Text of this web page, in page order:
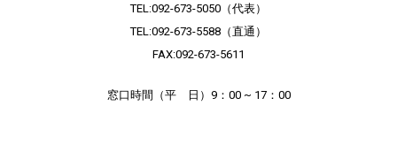
TEL:092-673-5050 （代表）
TEL:092-673-5588 （直通）
FAX:092-673-5611
窓口時間（平 日）9：00 ~ 17：00